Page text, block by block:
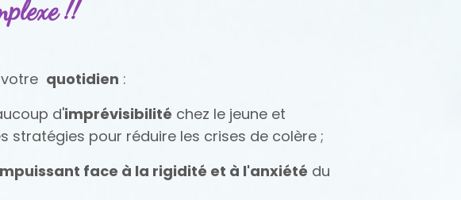
!!
quotidien :
d'imprévisibilité chez le jeune et
stratégies pour réduire les crises de colère ;
face à la rigidité et à l'anxiété du